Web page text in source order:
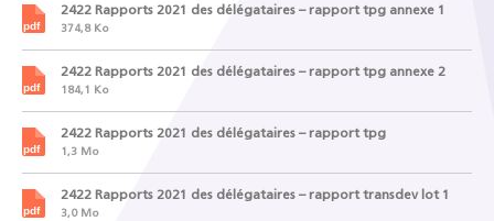
2422 Rapports 2021 des délégataires – rapport tpg annexe 1
374,8 Ko
2422 Rapports 2021 des délégataires – rapport tpg annexe 2
184,1 Ko
2422 Rapports 2021 des délégataires – rapport tpg
1,3 Mo
2422 Rapports 2021 des délégataires – rapport transdev lot 1
3,0 Mo